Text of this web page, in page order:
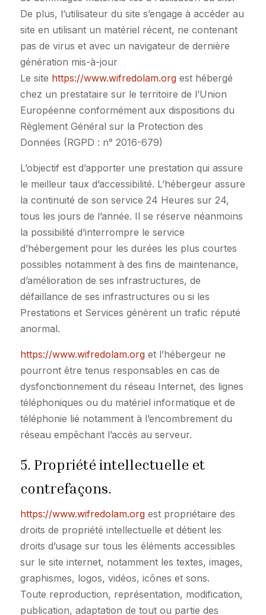
De plus, l’utilisateur du site s’engage à accéder au
site en utilisant un matériel récent, ne contenant
pas de virus et avec un navigateur de dernière
génération mis-à-jour
Le site https://www.wifredolam.orgest hébergé
chez un prestataire sur le territoire de l’Union
Européenne conformément aux dispositions du
Règlement Général sur la Protection des
Données (RGPD : n° 2016-679)
L’objectif est d’apporter une prestation qui assure
le meilleur taux d’accessibilité. L’hébergeur assure
la continuité de son service 24 Heures sur 24,
tous les jours de l’année. Il se réserve néanmoins
la possibilité d’interrompre le service
d’hébergement pour les durées les plus courtes
possibles notamment à des fins de maintenance,
d’amélioration de ses infrastructures, de
défaillance de ses infrastructures ou si les
Prestations et Services génèrent un trafic réputé
anormal.
https://www.wifredolam.orget l’hébergeur ne
pourront être tenus responsables en cas de
dysfonctionnement du réseau Internet, des lignes
téléphoniques ou du matériel informatique et de
téléphonie lié notamment à l’encombrement du
réseau empêchant l’accès au serveur.
5. Propriété intellectuelle et
contrefaçons.
https://www.wifredolam.orgest propriétaire des
droits de propriété intellectuelle et détient les
droits d’usage sur tous les éléments accessibles
sur le site internet, notamment les textes, images,
graphismes, logos, vidéos, icônes et sons.
Toute reproduction, représentation, modification,
publication, adaptation de tout ou partie des